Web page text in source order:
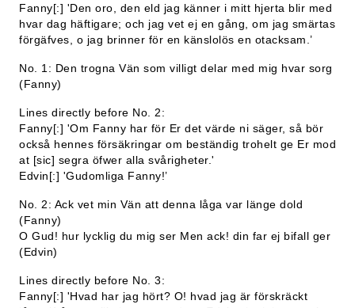
Fanny[:] 'Den oro, den eld jag känner i mitt hjerta blir med
hvar dag häftigare; och jag vet ej en gång, om jag smärtas
förgäfves, o jag brinner för en känslolös en otacksam.’
No. 1: Den trogna Vän som villigt delar med mig hvar sorg
(Fanny)
Lines directly before No. 2:
Fanny[:] 'Om Fanny har för Er det värde ni säger, så bör
också hennes försäkringar om beständig trohelt ge Er mod
at [sic] segra öfwer alla svårigheter.'
Edvin[:] 'Gudomliga Fanny!’
No. 2: Ack vet min Vän att denna låga var länge dold
(Fanny)
O Gud! hur lycklig du mig ser Men ack! din far ej bifall ger
(Edvin)
Lines directly before No. 3:
Fanny[:] 'Hvad har jag hört? O! hvad jag är förskräckt